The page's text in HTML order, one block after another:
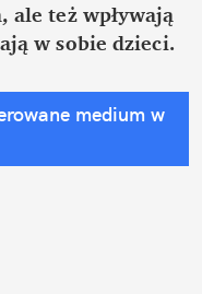
ale też wpływają
w sobie dzieci.
medium w